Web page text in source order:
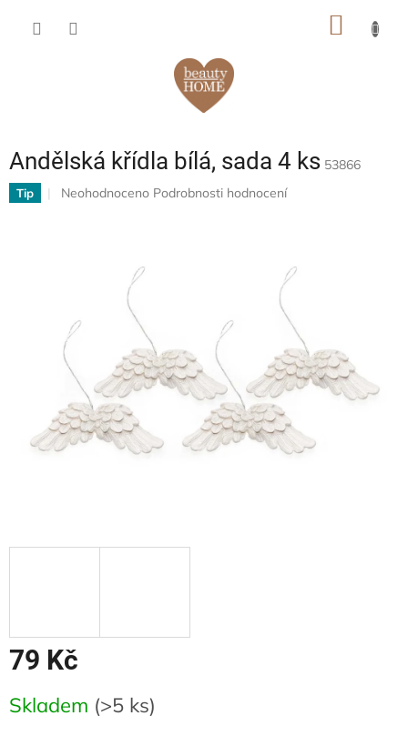
Andělská křídla bílá, sada 4 ks 53866
Tip
Průměrné
Neohodnoceno Podrobnosti hodnocení
79 Kč
cena:
Skladem (>5 ks)